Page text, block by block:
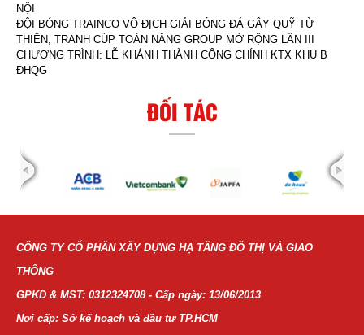
NỘI
ĐỘI BÓNG TRAINCO VÔ ĐỊCH GIẢI BÓNG ĐÁ GÂY QUỸ TỪ
THIỆN, TRANH CÚP TOÀN NĂNG GROUP MỞ RỘNG LẦN III
CHƯƠNG TRÌNH: LỄ KHÁNH THÀNH CỔNG CHÍNH KTX KHU B
ĐHQG
ĐỐI TÁC
CÔNG TY CỔ PHẦN XÂY DỰNG HẠ TẦNG ĐÔ THỊ VÀ GIAO
THÔNG
GPKD & MST: 0312324708 - Cấp ngày: 13/06/2013
Nơi cấp: Sở kế hoạch và đầu tư TP.HCM